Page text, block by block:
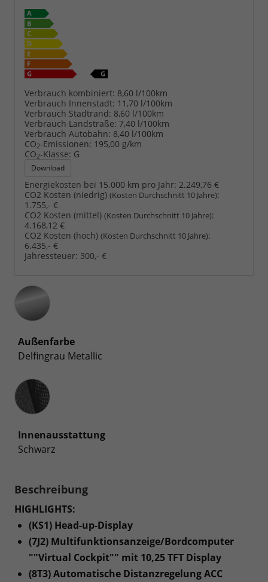
Verbrauch kombiniert: 8,60 l/100km
Verbrauch Innenstadt: 11,70 l/100km
Verbrauch Stadtrand: 8,60 l/100km
Verbrauch Landstraße: 7,40 l/100km
Verbrauch Autobahn: 8,40 l/100km
CO2-Emissionen: 195,00 g/km
CO2-Klasse: G
Download
Energiekosten bei 15.000 km pro Jahr: 2.249,76 €
CO2 Kosten (niedrig) (Kosten Durchschnitt 10 Jahre):
1.755,- €
CO2 Kosten (mittel) (Kosten Durchschnitt 10 Jahre):
4.168,12 €
CO2 Kosten (hoch) (Kosten Durchschnitt 10 Jahre):
6.435,- €
Jahressteuer: 300,- €
Außenfarbe
Delfingrau Metallic
Innenausstattung
Innenausstattung
Schwarz
Beschreibung
HIGHLIGHTS:
(KS1) Head-up-Display
(7J2) Multifunktionsanzeige/Bordcomputer
""Virtual Cockpit"" mit 10,25 TFT Display
(8T3) Automatische Distanzregelung ACC